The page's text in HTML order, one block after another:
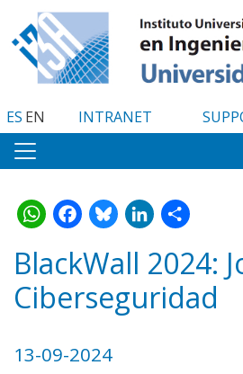
to
main
ES EN INTRANET
WhatsApp
BlackWall 2024:
Ciberseguridad
13-09-2024